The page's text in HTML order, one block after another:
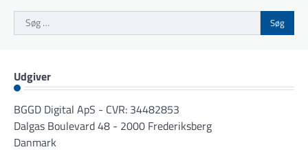
Søg
efter:
Udgiver
BGGD Digital ApS - CVR: 34482853
Dalgas Boulevard 48 - 2000 Frederiksberg
Danmark